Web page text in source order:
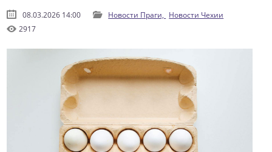
08.03.2026 14:00 Новости Праги, Новости Чехии
2917